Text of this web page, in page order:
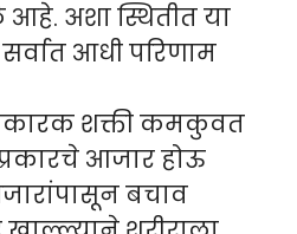
आहे. अशा स्थितीत या
आधी परिणाम
शक्ती कमकुवत
आजार होऊ
बचाव